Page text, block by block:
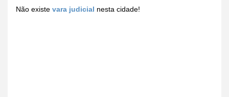
Não existe vara judicial nesta cidade!